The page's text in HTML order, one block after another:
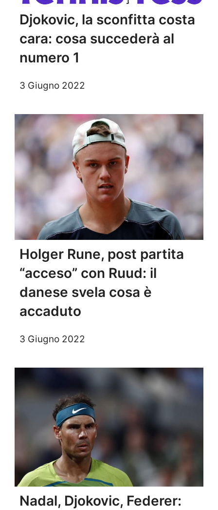
Djokovic, la sconfitta costa
cara: cosa succederà al
numero 1
3 Giugno 2022
Holger Rune, post partita
“acceso” con Ruud: il
danese svela cosa è
accaduto
3 Giugno 2022
Nadal, Djokovic, Federer: